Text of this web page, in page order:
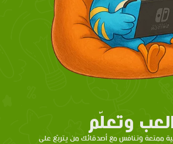
وتعلّم
ممتعة وتنافس مع أصدقائك من يتربّع على